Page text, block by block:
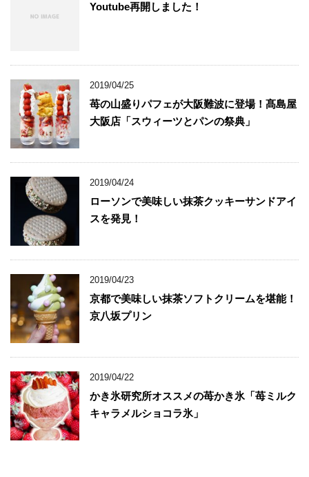
Youtube再開しました！
2019/04/25
苺の山盛りパフェが大阪難波に登場！髙島屋
大阪店「スウィーツとパンの祭典」
2019/04/24
ローソンで美味しい抹茶クッキーサンドアイ
スを発見！
2019/04/23
京都で美味しい抹茶ソフトクリームを堪能！
京八坂プリン
2019/04/22
かき氷研究所オススメの苺かき氷「苺ミルク
キャラメルショコラ氷」